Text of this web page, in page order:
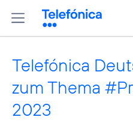
Telefónica
zum Thema
2023